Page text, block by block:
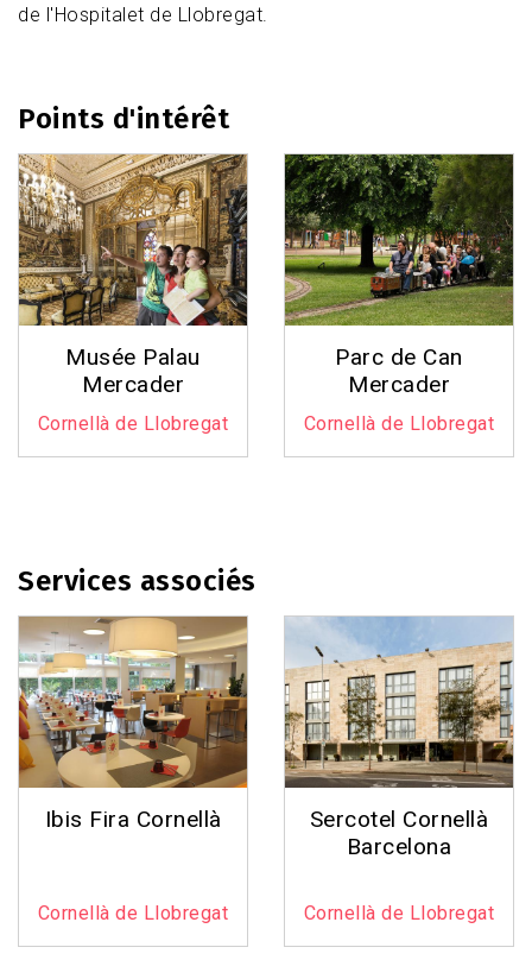
de l'Hospitalet de Llobregat.
Points d'intérêt
Musée Palau
Mercader
Cornellà de Llobregat
Parc de Can
Mercader
Cornellà de Llobregat
Services associés
Ibis Fira Cornellà
Cornellà de Llobregat
Sercotel Cornellà
Barcelona
Cornellà de Llobregat